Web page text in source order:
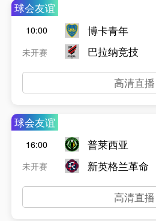
球会友谊
10:00
未开赛
博卡青年
巴拉纳竞技
高清直播
球会友谊
16:00
未开赛
普莱西亚
新英格兰革命
高清直播